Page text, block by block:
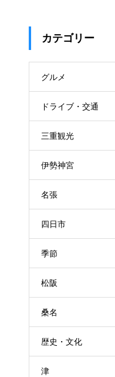
カテゴリー
グルメ
ドライブ・交通
三重観光
伊勢神宮
名張
四日市
季節
松阪
桑名
歴史・文化
津